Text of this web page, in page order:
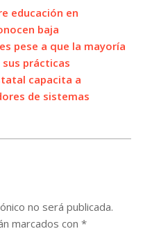
educación en
baja
pese a que la mayoría
prácticas
capacita a
de sistemas
no será publicada.
marcados con *